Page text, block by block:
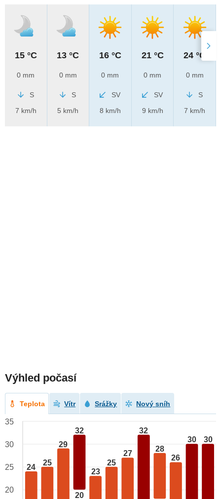
15 °C
0 mm
S
7 km/h
13 °C
0 mm
S
5 km/h
16 °C
0 mm
SV
8 km/h
21 °C
0 mm
SV
9 km/h
24 °C
0 mm
S
7 km/h
Výhled počasí
Teplota Vítr Srážky Nový sníh
24
25
29
32
20
23
25
27
32
28
26
30 30
35
30
25
20